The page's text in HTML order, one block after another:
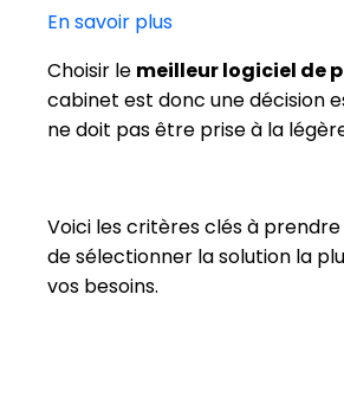
En savoir plus
Choisir le meilleur logiciel de
cabinet est donc une décision
ne doit pas être prise à la
Voici les critères clés à
de sélectionner la solution la
vos besoins.